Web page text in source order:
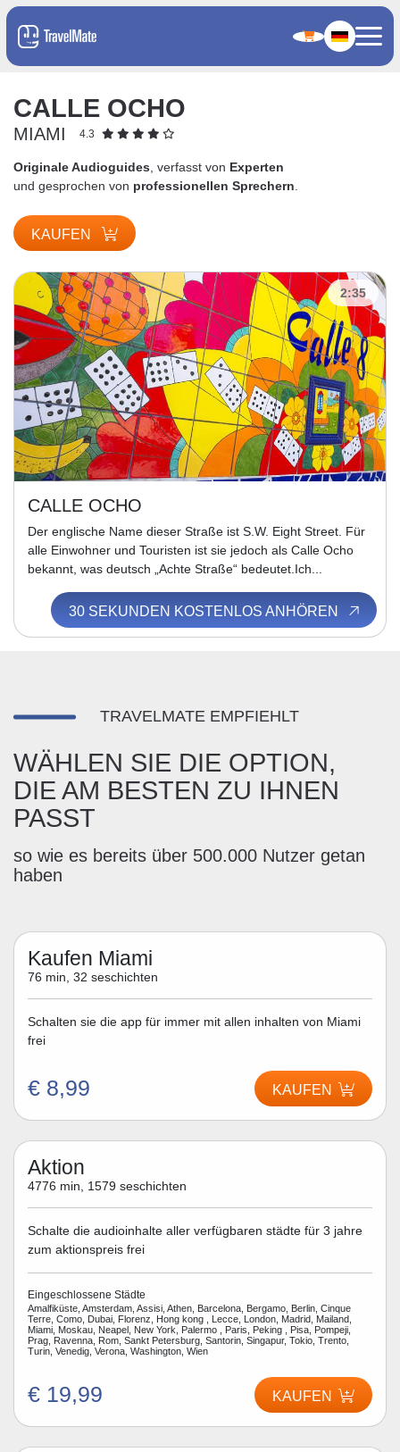
CALLE OCHO
MIAMI 4.3
Originale Audioguides , verfasst von Experten
und gesprochen von professionellen Sprechern
KAUFEN
2:35
CALLE OCHO
Der englische Name dieser Straße ist S.W. Eight Street. Für
alle Einwohner und Touristen ist sie jedoch als Calle Ocho
bekannt, was deutsch „Achte Straße“ bedeutet.Ich...
30 SEKUNDEN KOSTENLOS ANHÖREN
TRAVELMATE EMPFIEHLT
WÄHLEN SIE DIE OPTION,
DIE AM BESTEN ZU IHNEN
PASST
so wie es bereits über 500.000 Nutzer getan
haben
Kaufen Miami
76 min, 32 seschichten
Schalten sie die app für immer mit allen inhalten von Miami
frei
€ 8,99 KAUFEN
Aktion
4776 min, 1579 seschichten
Schalte die audioinhalte aller verfügbaren städte für 3 jahre
zum aktionspreis frei
Eingeschlossene Städte
Amalfiküste, Amsterdam, Assisi, Athen, Barcelona, Bergamo, Berlin, Cinque
Terre, Como, Dubai, Florenz, Hong kong , Lecce, London, Madrid, Mailand,
Miami, Moskau, Neapel, New York, Palermo , Paris, Peking , Pisa, Pompeji,
Prag, Ravenna, Rom, Sankt Petersburg, Santorin, Singapur, Tokio, Trento,
Turin, Venedig, Verona, Washington, Wien
€ 19,99 KAUFEN